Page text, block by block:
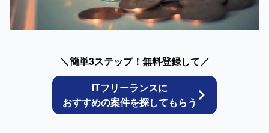
＼簡単3ステップ！無料登録して／
ITフリーランスに
おすすめの案件を探してもらう